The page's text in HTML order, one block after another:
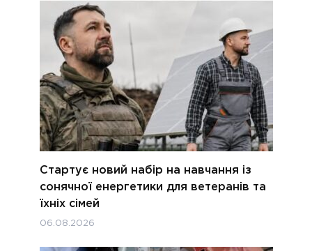
Стартує новий набір на навчання із
сонячної енергетики для ветеранів та
їхніх сімей
06.08.2026